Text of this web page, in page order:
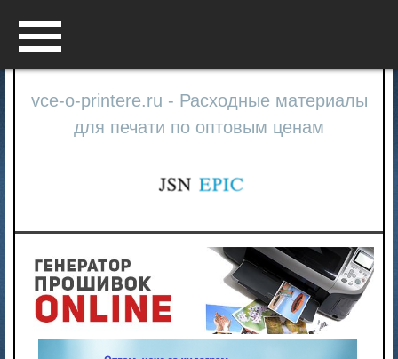
vce-o-printere.ru - Расходные материалы
для печати по оптовым ценам